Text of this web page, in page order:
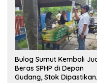
Bulog Sumut Kembali
Beras SPHP di Depan
Gudang, Stok Dipastikan